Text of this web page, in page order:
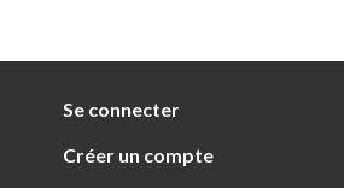
Se connecter
Créer un compte